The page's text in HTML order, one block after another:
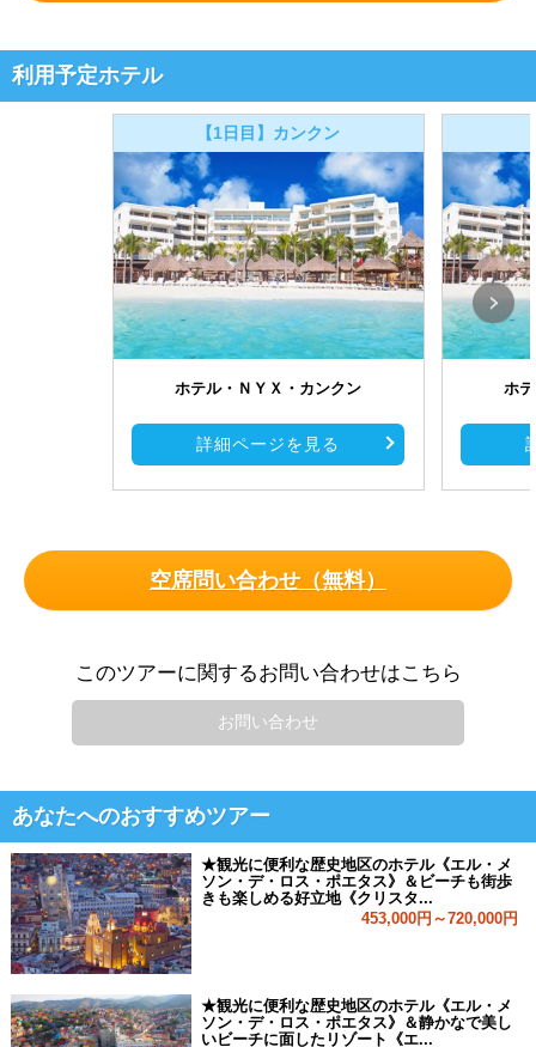
利用予定ホテル
【1日目】カンクン
ホテル・ＮＹＸ・カンクン
詳細ページを見る
ホ
空席問い合わせ（無料）
このツアーに関するお問い合わせはこちら
お問い合わせ
あなたへのおすすめツアー
★観光に便利な歴史地区のホテル《エル・メ
ソン・デ・ロス・ポエタス》＆ビーチも街歩
きも楽しめる好立地《クリスタ...
453,000円～720,000円
★観光に便利な歴史地区のホテル《エル・メ
ソン・デ・ロス・ポエタス》＆静かなで美し
いビーチに面したリゾート《エ...